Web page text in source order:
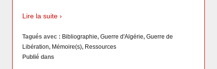
Lire la suite ›
Tagués avec : Bibliographie, Guerre d'Algérie, Guerre de
Libération, Mémoire(s), Ressources
Publié dans